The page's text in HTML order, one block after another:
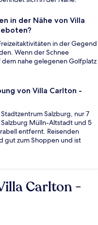
in der Nähe von Villa
in der Gegend
Wenn der Schnee
nahe gelegenen Golfplatz
von Villa Carlton -
Salzburg, nur 7
Mülln-Altstadt und 5
entfernt. Reisenden
gut zum Shoppen und ist
Carlton -